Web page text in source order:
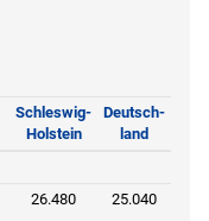
Schleswig-
Holstein
Deutsch-
land
26.480 25.040